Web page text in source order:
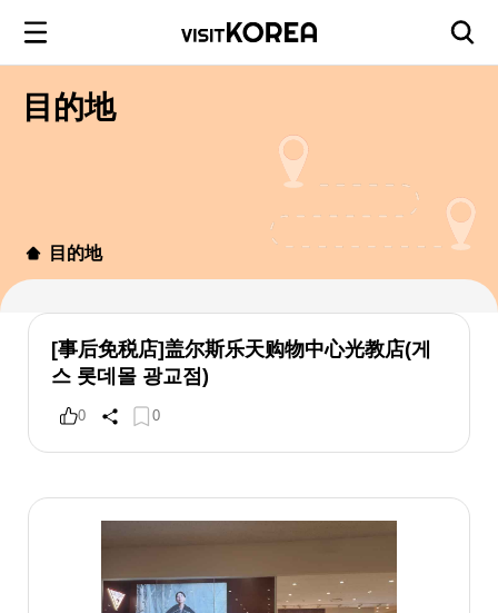
目的地
目的地
[事后免税店]盖尔斯乐天购物中心光教店(게
스 롯데몰 광교점)
0 0